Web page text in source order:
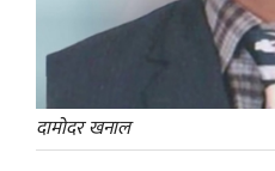
दामोदर खनाल